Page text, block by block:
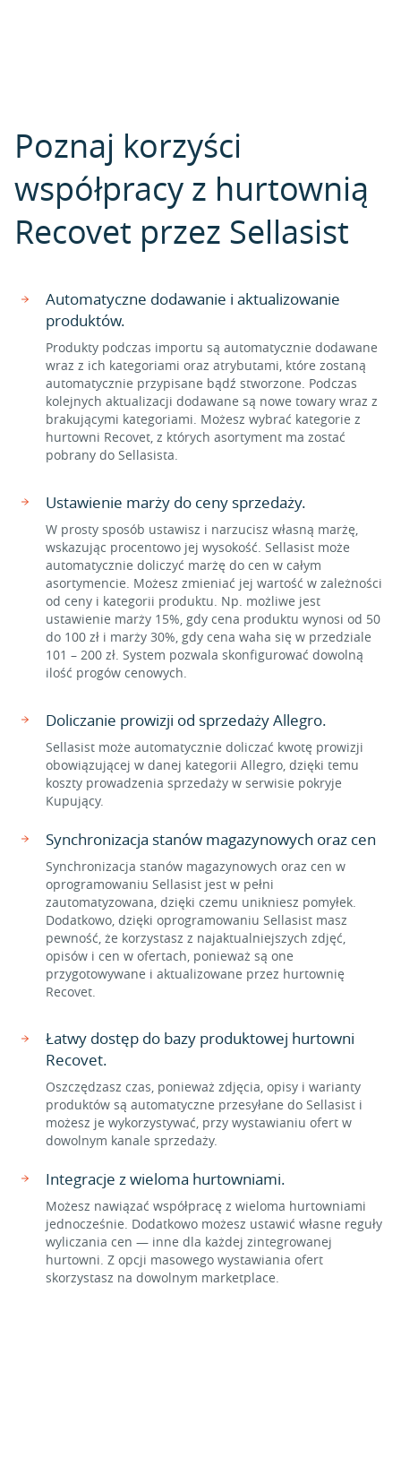
Poznaj korzyści
współpracy z hurtownią
Recovet przez Sellasist
Automatyczne dodawanie i aktualizowanie
produktów.
Produkty podczas importu są automatycznie dodawane
wraz z ich kategoriami oraz atrybutami, które zostaną
automatycznie przypisane bądź stworzone. Podczas
kolejnych aktualizacji dodawane są nowe towary wraz z
brakującymi kategoriami. Możesz wybrać kategorie z
hurtowni Recovet, z których asortyment ma zostać
pobrany do Sellasista.
Ustawienie marży do ceny sprzedaży.
W prosty sposób ustawisz i narzucisz własną marżę,
wskazując procentowo jej wysokość. Sellasist może
automatycznie doliczyć marżę do cen w całym
asortymencie. Możesz zmieniać jej wartość w zależności
od ceny i kategorii produktu. Np. możliwe jest
ustawienie marży 15%, gdy cena produktu wynosi od 50
do 100 zł i marży 30%, gdy cena waha się w przedziale
101 – 200 zł. System pozwala skonfigurować dowolną
ilość progów cenowych.
Doliczanie prowizji od sprzedaży Allegro.
Sellasist może automatycznie doliczać kwotę prowizji
obowiązującej w danej kategorii Allegro, dzięki temu
koszty prowadzenia sprzedaży w serwisie pokryje
Kupujący.
Synchronizacja stanów magazynowych oraz cen
Synchronizacja stanów magazynowych oraz cen w
oprogramowaniu Sellasist jest w pełni
zautomatyzowana, dzięki czemu unikniesz pomyłek.
Dodatkowo, dzięki oprogramowaniu Sellasist masz
pewność, że korzystasz z najaktualniejszych zdjęć,
opisów i cen w ofertach, ponieważ są one
przygotowywane i aktualizowane przez hurtownię
Recovet.
Łatwy dostęp do bazy produktowej hurtowni
Recovet.
Oszczędzasz czas, ponieważ zdjęcia, opisy i warianty
produktów są automatyczne przesyłane do Sellasist i
możesz je wykorzystywać, przy wystawianiu ofert w
dowolnym kanale sprzedaży.
Integracje z wieloma hurtowniami.
Możesz nawiązać współpracę z wieloma hurtowniami
jednocześnie. Dodatkowo możesz ustawić własne reguły
wyliczania cen — inne dla każdej zintegrowanej
hurtowni. Z opcji masowego wystawiania ofert
skorzystasz na dowolnym marketplace.